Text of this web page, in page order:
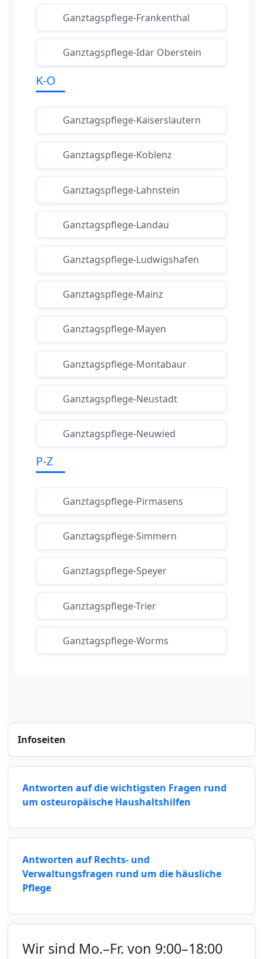
Ganztagspflege-Frankenthal
Ganztagspflege-Idar Oberstein
K-O
Ganztagspflege-Kaiserslautern
Ganztagspflege-Koblenz
Ganztagspflege-Lahnstein
Ganztagspflege-Landau
Ganztagspflege-Ludwigshafen
Ganztagspflege-Mainz
Ganztagspflege-Mayen
Ganztagspflege-Montabaur
Ganztagspflege-Neustadt
Ganztagspflege-Neuwied
P-Z
Ganztagspflege-Pirmasens
Ganztagspflege-Simmern
Ganztagspflege-Speyer
Ganztagspflege-Trier
Ganztagspflege-Worms
Infoseiten
Antworten auf die wichtigsten Fragen rund
um osteuropäische Haushaltshilfen
Antworten auf Rechts- und
Verwaltungsfragen rund um die häusliche
Pflege
Wir sind Mo.–Fr. von 9:00–18:00